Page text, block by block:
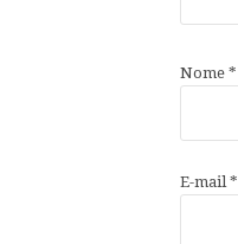
Nome *
E-mail*